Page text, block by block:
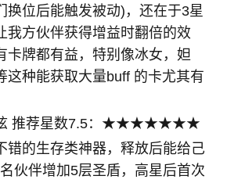
换位后能触发被动)，还在于3星
我方伙伴获得增益时翻倍的效
卡牌都有益，特别像冰女，妲
这种能获取大量buff 的卡尤其有
弦 推荐星数7.5：★★★★★★★
错的生存类神器，释放后能给己
伙伴增加5层圣盾，高星后首次